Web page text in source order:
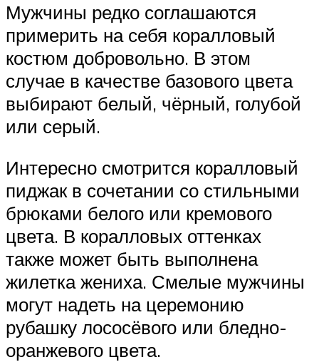
Мужчины редко соглашаются
примерить на себя коралловый
костюм добровольно. В этом
случае в качестве базового цвета
выбирают белый, чёрный, голубой
или серый.
Интересно смотрится коралловый
пиджак в сочетании со стильными
брюками белого или кремового
цвета. В коралловых оттенках
также может быть выполнена
жилетка жениха. Смелые мужчины
могут надеть на церемонию
рубашку лососёвого или бледно-
оранжевого цвета.